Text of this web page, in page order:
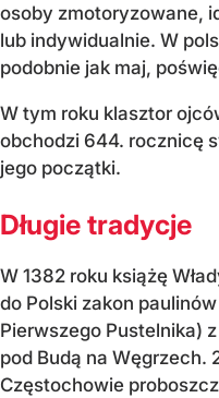
osoby zmotoryzowane,
lub indywidualnie. W
podobnie jak maj,
W tym roku klasztor
obchodzi 644. rocznicę
jego początki.
Długie tradycje
W 1382 roku książę
do Polski zakon
Pierwszego Pustelnika)
pod Budą na Węgrzech.
Częstochowie